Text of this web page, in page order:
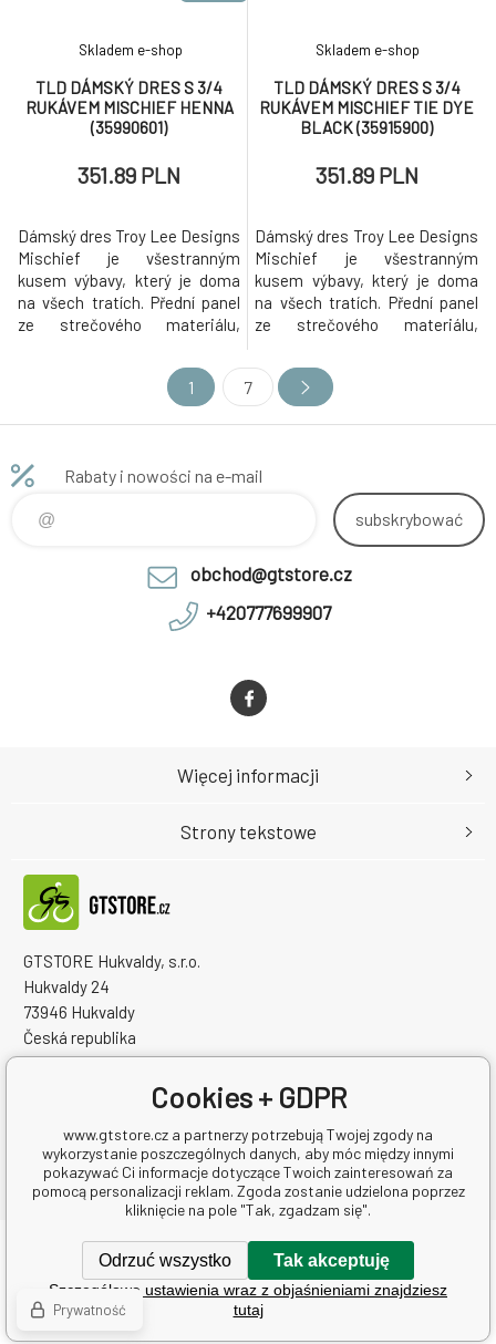
TLD DÁMSKÝ DRES S 3/4
RUKÁVEM MISCHIEF HENNA
(35990601)
Skladem e-shop
351.89 PLN
Dámský dres Troy Lee Designs
Mischief je všestranným
kusem výbavy, který je doma
na všech tratích. Přední panel
ze strečového materiálu,
zádovém panelu pro ideální
odvětrání. Tříčtvrteční rukávy
jsou kompatibilní s chrániči
čtyřsměrně strečový materiál,
TLD DÁMSKÝ DRES S 3/4
RUKÁVEM MISCHIEF TIE DYE
BLACK (35915900)
Skladem e-shop
351.89 PLN
Dámský dres Troy Lee Designs
Mischief je všestranným
kusem výbavy, který je doma
na všech tratích. Přední panel
ze strečového materiálu,
zádovém panelu pro ideální
odvětrání. Tříčtvrteční rukávy
jsou kompatibilní s chrániči
čtyřsměrně strečový materiál,
síťovinové pa
1 7
Rabaty i nowości na e-mail
subskrybować
obchod@gtstore.cz
+420777699907
GTSTORE Hukvaldy, s.r.o.
Hukvaldy 24
73946 Hukvaldy
Česká republika
Numer identyfikacyjny firmy: 22259848
Więcej informacji
Strony tekstowe
Copyright © 2026 GTSTORE Hukvaldy, s.r.o.
Wszelkie prawa zastrzeżone.
Oprogramowanie e-commerce BINARGON.cz
Cookies + GDPR
www.gtstore.cz a partnerzy potrzebują Twojej zgody na
wykorzystanie poszczególnych danych, aby móc między innymi
pokazywać Ci informacje dotyczące Twoich zainteresowań za
pomocą personalizacji reklam. Zgoda zostanie udzielona poprzez
kliknięcie na pole "Tak, zgadzam się".
Odrzuć wszystko Tak akceptuję
Szczegółowe ustawienia wraz z objaśnieniami znajdziesz
tutaj
Prywatność